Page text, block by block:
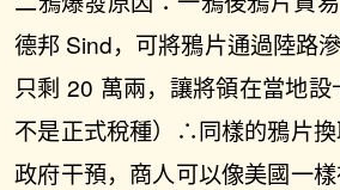
德邦 Sind，可將鴉片通過陸路
只剩 20 萬兩，讓將領在當地
不是正式稅種）∴同樣的鴉片
政府干預，商人可以像美國一